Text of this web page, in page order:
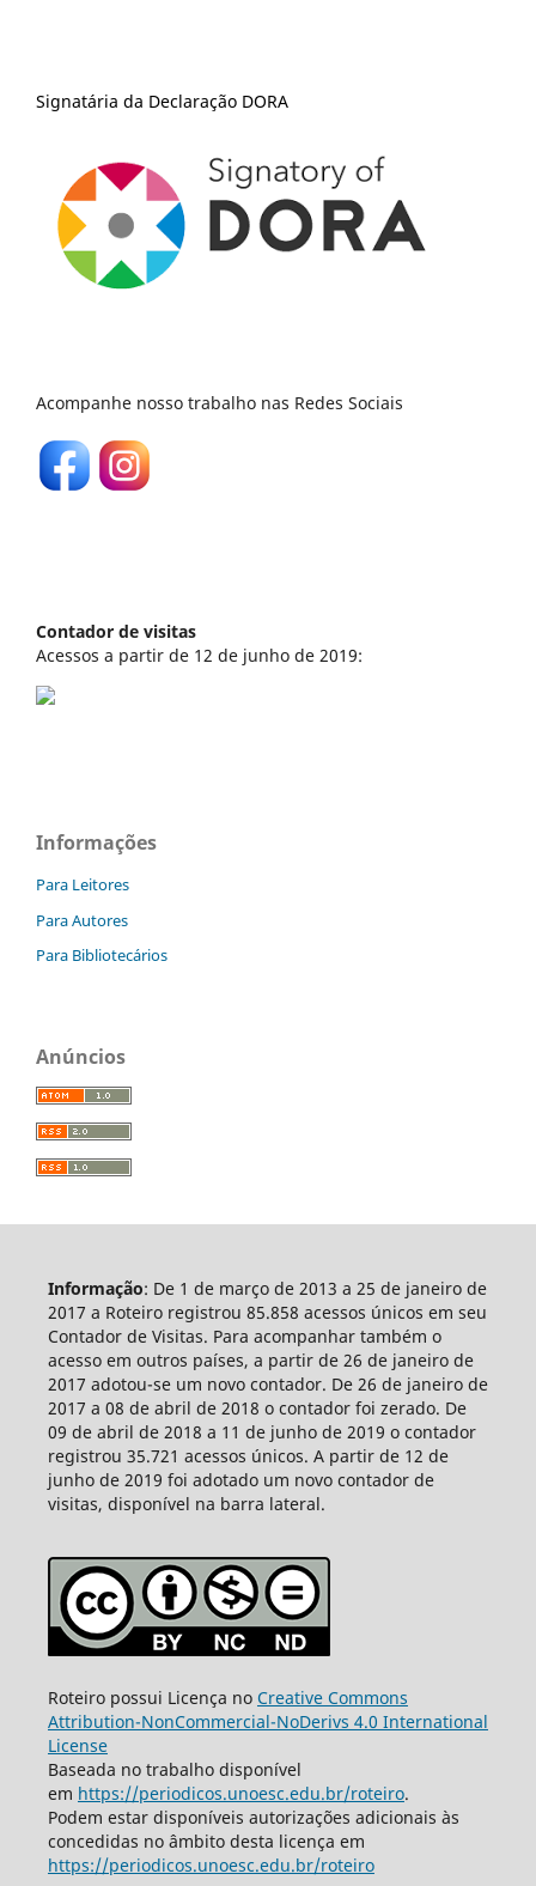
Signatária da Declaração DORA
Acompanhe nosso trabalho nas Redes Sociais
Contador de visitas
Acessos a partir de 12 de junho de 2019:
Informações
Para Leitores
Para Autores
Para Bibliotecários
Anúncios
Informação: De 1 de março de 2013 a 25 de janeiro de
2017 a Roteiro registrou 85.858 acessos únicos em seu
Contador de Visitas. Para acompanhar também o
acesso em outros países, a partir de 26 de janeiro de
2017 adotou-se um novo contador. De 26 de janeiro de
2017 a 08 de abril de 2018 o contador foi zerado. De
09 de abril de 2018 a 11 de junho de 2019 o contador
registrou 35.721 acessos únicos. A partir de 12 de
junho de 2019 foi adotado um novo contador de
visitas, disponível na barra lateral.
Roteiro possui Licença no Creative Commons
Attribution-NonCommercial-NoDerivs 4.0 International
License
Baseada no trabalho disponível
em https://periodicos.unoesc.edu.br/roteiro.
Podem estar disponíveis autorizações adicionais às
concedidas no âmbito desta licença em
https://periodicos.unoesc.edu.br/roteiro